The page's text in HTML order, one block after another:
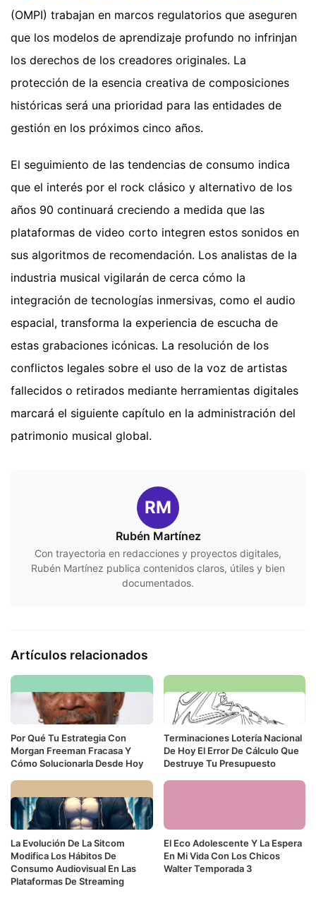
(OMPI) trabajan en marcos regulatorios que aseguren
que los modelos de aprendizaje profundo no infrinjan
los derechos de los creadores originales. La
protección de la esencia creativa de composiciones
históricas será una prioridad para las entidades de
gestión en los próximos cinco años.
El seguimiento de las tendencias de consumo indica
que el interés por el rock clásico y alternativo de los
años 90 continuará creciendo a medida que las
plataformas de video corto integren estos sonidos en
sus algoritmos de recomendación. Los analistas de la
industria musical vigilarán de cerca cómo la
integración de tecnologías inmersivas, como el audio
espacial, transforma la experiencia de escucha de
estas grabaciones icónicas. La resolución de los
conflictos legales sobre el uso de la voz de artistas
fallecidos o retirados mediante herramientas digitales
marcará el siguiente capítulo en la administración del
patrimonio musical global.
RM
Rubén Martínez
Con trayectoria en redacciones y proyectos digitales,
Rubén Martínez publica contenidos claros, útiles y bien
documentados.
Artículos relacionados
Por Qué Tu Estrategia Con
Morgan Freeman Fracasa Y
Cómo Solucionarla Desde Hoy
Terminaciones Lotería Nacional
De Hoy El Error De Cálculo Que
Destruye Tu Presupuesto
La Evolución De La Sitcom
Modifica Los Hábitos De
Consumo Audiovisual En Las
Plataformas De Streaming
El Eco Adolescente Y La Espera
En Mi Vida Con Los Chicos
Walter Temporada 3